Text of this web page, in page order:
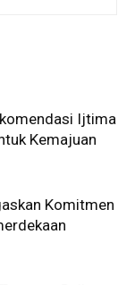
Ijtima
Kemajuan
Komitmen